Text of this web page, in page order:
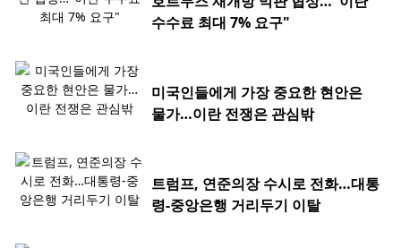
수수료 최대 7% 요구"
미국인들에게 가장 중요한 현안은
물가…이란 전쟁은 관심밖
트럼프, 연준의장 수시로 전화…대통
령-중앙은행 거리두기 이탈